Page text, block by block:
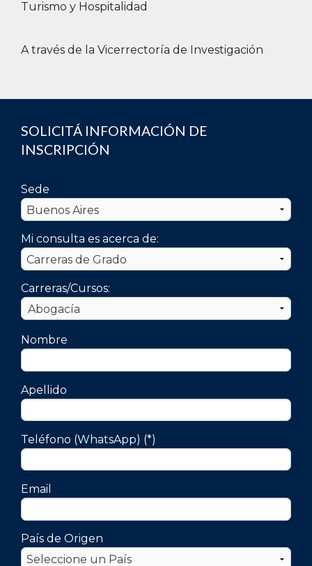
Turismo y Hospitalidad
A través de la Vicerrectoría de Investigación
SOLICITÁ INFORMACIÓN DE
INSCRIPCIÓN
Sede
Mi consulta es acerca de:
Carreras/Cursos:
Nombre
Apellido
Teléfono (WhatsApp) (*)
Email
País de Origen